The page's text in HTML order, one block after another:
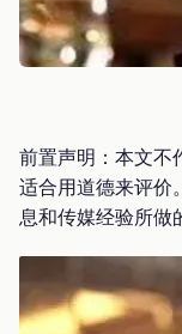
前置声明：本文不
适合用道德来评价
息和传媒经验所做